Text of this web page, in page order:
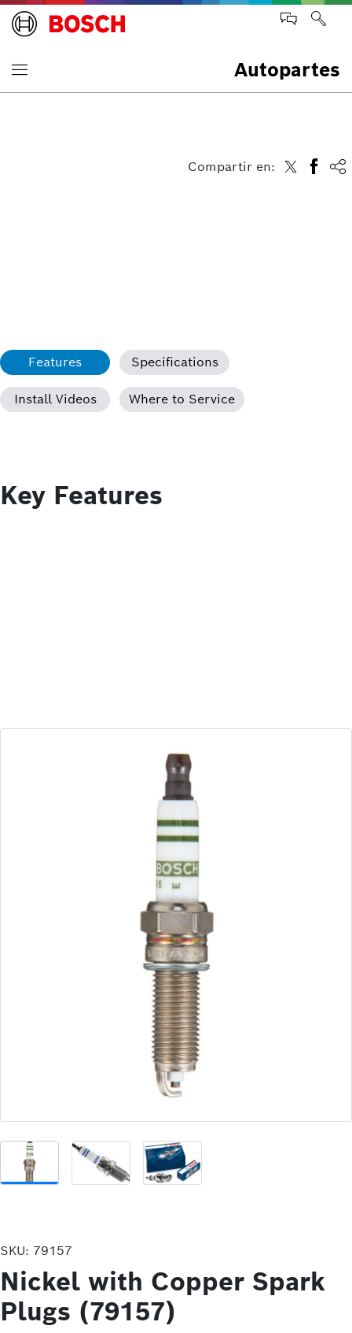
Autopartes
Compartir en:
Features Specifications
Install Videos Where to Service
Key Features
SKU: 79157
Nickel with Copper Spark
Plugs (79157)